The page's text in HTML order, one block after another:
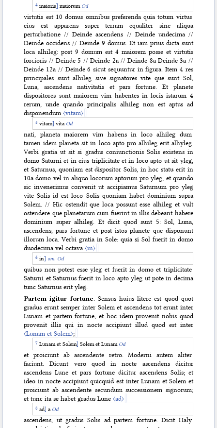
maioris] maiorum Od
virtutis est 10 domus omnibus preferenda quia totum virtus
eius est apparens super terram equaliter sine aliqua
perturbatione // Deinde ascendens // Deinde undecima //
Deinde occidens // Deinde 9 domus. Et iam prius dicta sunt
loca alhileg: post 9 domum est 4 maiorem posse et virtutis
forcioris // Deinde 5 // Deinde 2a // Deinde 8aDeinde 3a //
Deinde 12a // Deinde 6 sicut sequuntur in figura. Item 4 res
principales sunt alhileg sive signatores vite que sunt Sol,
Luna, ascendens nativitatis et pars fortune. Et planete
dispositores sunt maiorem vim habentes in locis istarum 4
rerum, unde quando principalis alhileg non est aptus ad
disponendum〈vitam〉
vitam] vita Od
nati, planeta maiorem vim habens in loco alhileg dum
tamen idem planeta sit in loco apto pro alhileg erit alhyleg.
Verbi gratia ut sit si gradus coniunctionis Solis existens in
domo Saturni et in eius triplicitate et in loco apto ut sit yleg,
et Saturnus, quoniam est dispositor Solis, in hoc statu erit in
10a domo vel in aliquo locorum aptorum pro yleg, et quando
sic invenerimus convenit ut accipiamus Saturnum pro yleg
vite Solis id est loco Solis quoniam habet dominium supra
Solem. // Hic ostendit que loca possunt esse alhileg et vult
ostendere que planetarum cum fuerint in illis debeant habere
dominium super alhileg. Et dicit quod sunt 5: Sol, Luna,
ascendens, pars fortune et post istos planete que disponunt
illorum loca. Verbi gratia in Sole: quia si Sol fuerit in domo
duodecima vel octava〈in〉
in] om. Od
quibus non potest esse yleg et fuerit in domo et triplicitate
Saturni et Saturnus fuerit in loco apto yleg ut pote in decima
tunc Saturnus erit yleg.
Partem igitur fortune . Sensus huius litere est quod quot
gradus erunt semper inter Solem et ascendens tot erunt inter
Lunam et partem fortune; et hoc idem provenit nobis quod
provenit illis qui in nocte accipiunt illud quod est inter
〈Lunam et Solem〉;
Lunam et Solem] Solem et Lunam Od
et proiciunt ab ascendente retro. Moderni autem aliter
faciunt. Dicunt vero quod in nocte ascendens dicitur
ascendens Lune et pars fortune dicitur ascendens Solis; et
ideo in nocte accipiunt quicquid est inter Lunam et Solem et
proiciunt ab ascendente secundum successionem signorum;
et tunc ita se habet gradus Lune〈ad〉
ad] a Od
ascendens, ut gradus Solis ad partem fortune. Dicit Haly